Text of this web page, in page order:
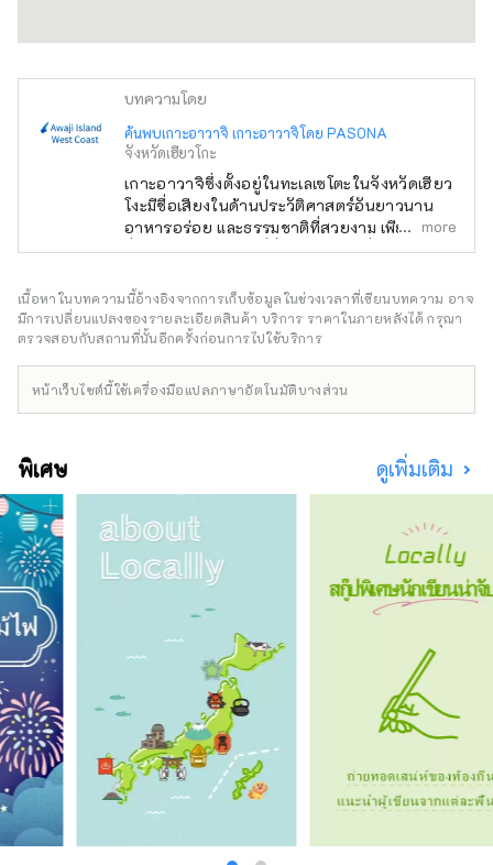
บทความโดย
ค้นพบเกาะอาวาจิ เกาะอาวาจิโดย PASONA
จังหวัดเฮียวโกะ
เกาะอาวาจิซึ่งตั้งอยู่ในทะเลเซโตะในจังหวัดเฮียว
โงะมีชื่อเสียงในด้านประวัติศาสตร์อันยาวนาน
อาหารอร่อย และธรรมชาติที่สวยงาม เพียงหนึ่ง
ชั่วโมงจากโอซาก้า ที่นี่จึงเป็นสถานที่หลีกหนีจาก
แบบ เรามาที่นี่เพื่อแนะนำให้คุณรู้จักกับสถานที่
สวยงามบนเกาะอาวาจิ รวมถึงโรงแรม ร้าน
อาหาร กิจกรรม สวนสนุก และอื่นๆ อีกมากมาย
more
เนื้อหาในบทความนี้อ้างอิงจากการเก็บข้อมูลในช่วงเวลาที่เขียนบทความ อาจ
มีการเปลี่ยนแปลงของรายละเอียดสินค้า บริการ ราคาในภายหลังได้ กรุณา
ตรวจสอบกับสถานที่นั้นอีกครั้งก่อนการไปใช้บริการ
หน้าเว็บไซต์นี้ใช้เครื่องมือแปลภาษาอัตโนมัติบางส่วน
พิเศษ ดูเพิ่มเติม